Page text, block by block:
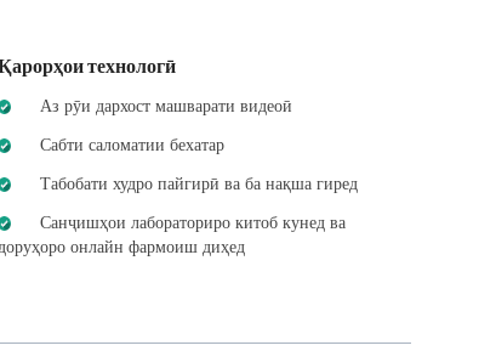
технологӣ
Аз рӯи дархост машварати видеоӣ
Сабти саломатии бехатар
Табобати худро пайгирӣ ва ба нақша гиред
Санҷишҳои лабораториро китоб кунед ва
онлайн фармоиш диҳед